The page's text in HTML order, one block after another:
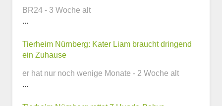
E-Mail-Adresse
Telefonnummer
BR24 - 3 Woche alt
...
Tierheim Nürnberg: Kater Liam braucht dringend
ein Zuhause
er hat nur noch wenige Monate - 2 Woche alt
...